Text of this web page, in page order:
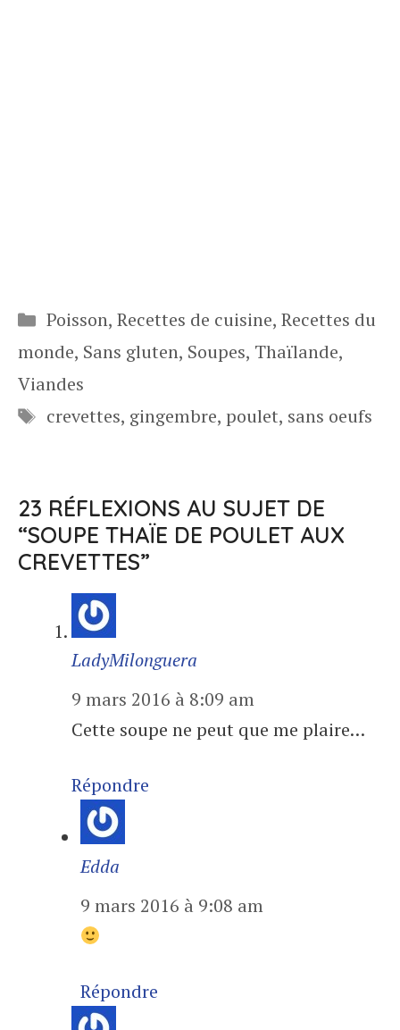
Catégories
Poisson, Recettes de cuisine, Recettes du
monde, Sans gluten, Soupes, Thaïlande,
Viandes
Étiquettes
crevettes, gingembre, poulet, sans oeufs
23 RÉFLEXIONS AU SUJET DE
“SOUPE THAÏE DE POULET AUX
CREVETTES”
LadyMilonguera
9 mars 2016 à 8:09 am
Cette soupe ne peut que me plaire…
Répondre
Edda
9 mars 2016 à 9:08 am
Répondre